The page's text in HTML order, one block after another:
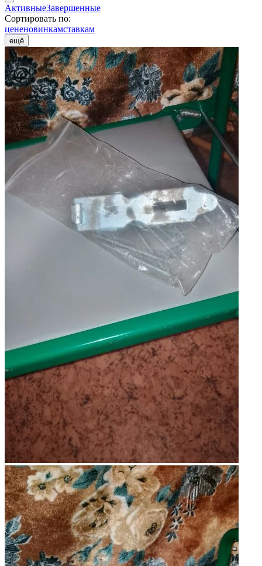
АктивныеЗавершенные
Сортировать по:
цененовинкамставкам
ещё